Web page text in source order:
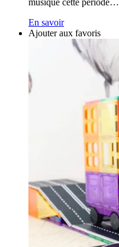
En savoir
Ajouter aux favoris